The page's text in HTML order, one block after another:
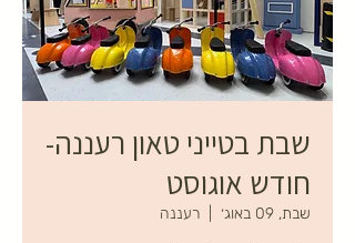
שבת בטייני טאון רעננה-
חודש אוגוסט
שבת, 09 באוג׳ רעננה